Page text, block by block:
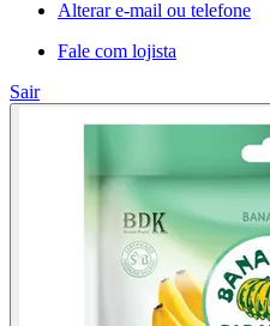
Alterar e-mail ou telefone
Fale com lojista
Sair